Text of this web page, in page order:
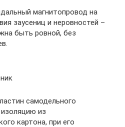
магнитопровод на
заусениц и неровностей –
быть ровной, без
самодельного
из
картона, при его